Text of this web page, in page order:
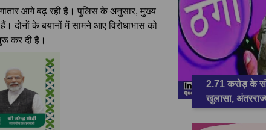
आगे बढ़ रही है। पुलिस के अनुसार, मुख्य
दोनों के बयानों में सामने आए विरोधाभास को
कर दी है।
2.71 करोड़ के
खुलासा,